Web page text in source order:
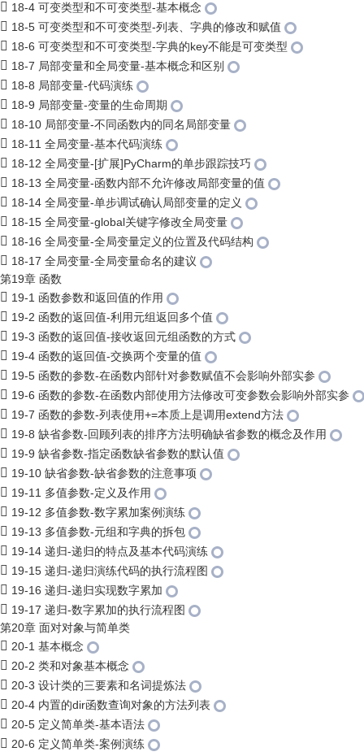
18-4 可变类型和不可变类型-基本概念
18-5 可变类型和不可变类型-列表、字典的修改和赋值
18-6 可变类型和不可变类型-字典的key不能是可变类型
18-7 局部变量和全局变量-基本概念和区别
18-8 局部变量-代码演练
18-9 局部变量-变量的生命周期
18-10 局部变量-不同函数内的同名局部变量
18-11 全局变量-基本代码演练
18-12 全局变量-[扩展]PyCharm的单步跟踪技巧
18-13 全局变量-函数内部不允许修改局部变量的值
18-14 全局变量-单步调试确认局部变量的定义
18-15 全局变量-global关键字修改全局变量
18-16 全局变量-全局变量定义的位置及代码结构
18-17 全局变量-全局变量命名的建议
第19章 函数
19-1 函数参数和返回值的作用
19-2 函数的返回值-利用元组返回多个值
19-3 函数的返回值-接收返回元组函数的方式
19-4 函数的返回值-交换两个变量的值
19-5 函数的参数-在函数内部针对参数赋值不会影响外部实参
19-6 函数的参数-在函数内部使用方法修改可变参数会影响外部实参
19-7 函数的参数-列表使用+=本质上是调用extend方法
19-8 缺省参数-回顾列表的排序方法明确缺省参数的概念及作用
19-9 缺省参数-指定函数缺省参数的默认值
19-10 缺省参数-缺省参数的注意事项
19-11 多值参数-定义及作用
19-12 多值参数-数字累加案例演练
19-13 多值参数-元组和字典的拆包
19-14 递归-递归的特点及基本代码演练
19-15 递归-递归演练代码的执行流程图
19-16 递归-递归实现数字累加
19-17 递归-数字累加的执行流程图
第20章 面对对象与简单类
20-1 基本概念
20-2 类和对象基本概念
20-3 设计类的三要素和名词提炼法
20-4 内置的dir函数查询对象的方法列表
20-5 定义简单类-基本语法
20-6 定义简单类-案例演练